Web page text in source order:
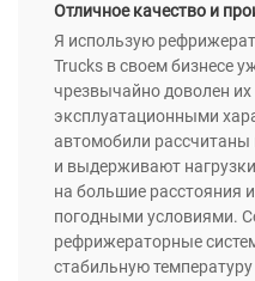
Отличное качество и
Я использую
Trucks в своем бизнесе
чрезвычайно доволен их
эксплуатационными
автомобили
и выдерживают
на большие расстояния
погодными условиями.
рефрижераторные
стабильную